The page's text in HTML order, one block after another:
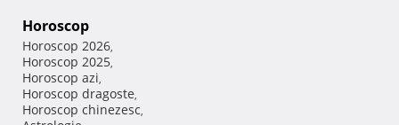
Horoscop
Horoscop 2026,
Horoscop 2025,
Horoscop azi,
Horoscop dragoste,
Horoscop chinezesc,